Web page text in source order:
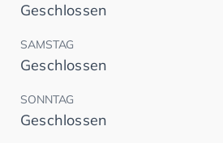
Geschlossen
SAMSTAG
Geschlossen
SONNTAG
Geschlossen